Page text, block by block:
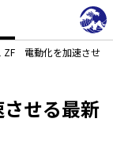
ZF 電動化を加速させ
せる最新